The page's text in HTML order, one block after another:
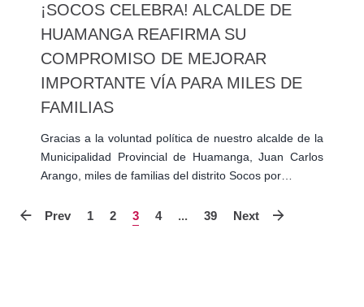
¡SOCOS CELEBRA! ALCALDE DE
HUAMANGA REAFIRMA SU
COMPROMISO DE MEJORAR
IMPORTANTE VÍA PARA MILES DE
FAMILIAS
Gracias a la voluntad política de nuestro alcalde de la
Municipalidad Provincial de Huamanga, Juan Carlos
Arango, miles de familias del distrito Socos por…
Prev 1 2 3 4 ... 39 Next